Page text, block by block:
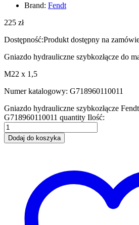
Brand: Fendt
225 zł
Dostępność:Produkt dostępny na
Gniazdo hydrauliczne szybkozłącze do
M22 x 1,5
Numer katalogowy: G718960110011
Gniazdo hydrauliczne szybkozłącze
G718960110011 quantity Ilość:
Dodaj do koszyka